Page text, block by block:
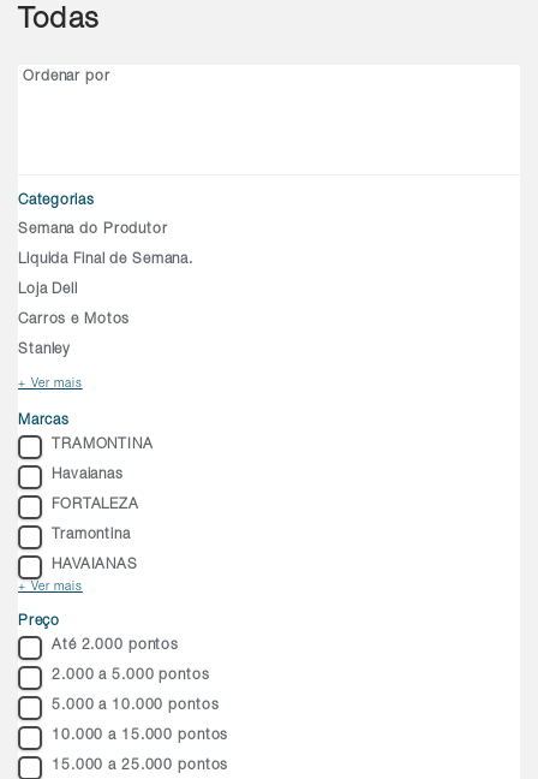
Todas
Ordenar por
Categorias
Semana do Produtor
Liquida Final de Semana.
Loja Dell
Carros e Motos
Stanley
+ Ver mais
Marcas
TRAMONTINA
Havaianas
FORTALEZA
Tramontina
HAVAIANAS
+ Ver mais
Preço
Até 2.000 pontos
2.000 a 5.000 pontos
5.000 a 10.000 pontos
10.000 a 15.000 pontos
15.000 a 25.000 pontos